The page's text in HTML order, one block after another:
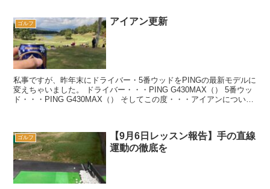
ゴルフ アイアン更新
私事ですが、昨年末にドライバー・5番ウッドをPINGの最新モデルに
変えちゃいました。 ドライバー・・・PING G430MAX（） 5番ウッ
ド・・・PING G430MAX（） そしてこの度・・・アイアンについて
ゴルフ
【9月6日レッスン報告】手の直線
運動の徹底を